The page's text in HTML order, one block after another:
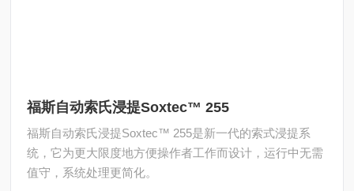
福斯自动索氏浸提Soxtec™ 255
福斯自动索氏浸提Soxtec™ 255是新一代的索式浸提系
统，它为更大限度地方便操作者工作而设计，运行中无需
值守，系统处理更简化。